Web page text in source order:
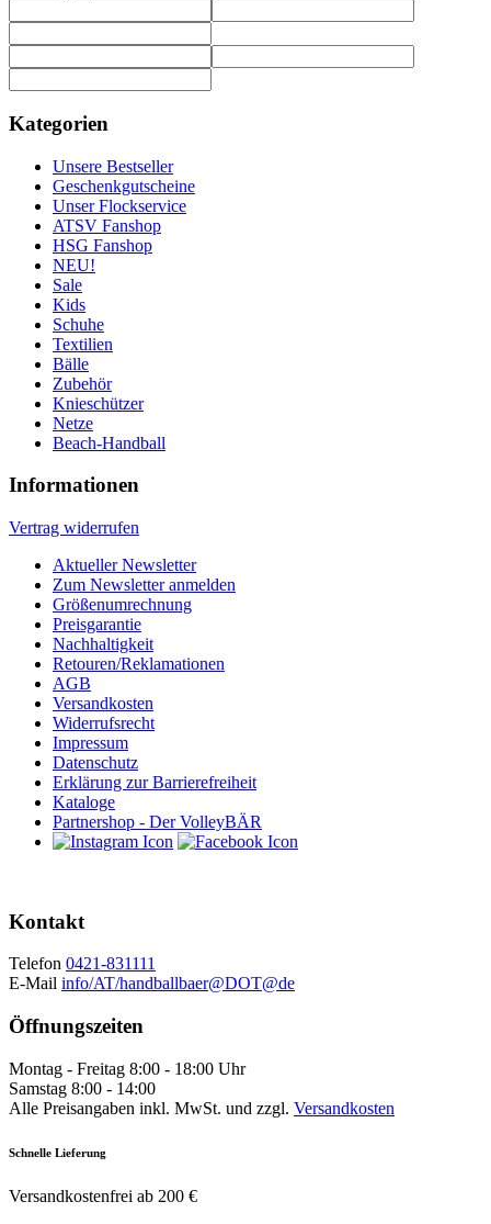
Kategorien
Unsere Bestseller
Geschenkgutscheine
Unser Flockservice
ATSV Fanshop
HSG Fanshop
NEU!
Sale
Kids
Schuhe
Textilien
Bälle
Zubehör
Knieschützer
Netze
Beach-Handball
Informationen
Vertrag widerrufen
Aktueller Newsletter
Zum Newsletter anmelden
Größenumrechnung
Preisgarantie
Nachhaltigkeit
Retouren/Reklamationen
AGB
Versandkosten
Widerrufsrecht
Impressum
Datenschutz
Erklärung zur Barrierefreiheit
Kataloge
Partnershop - Der VolleyBÄR
Kontakt
Telefon 0421-831111
E-Mail info/AT/handballbaer@DOT@de
Öffnungszeiten
Montag - Freitag 8:00 - 18:00 Uhr
Samstag 8:00 - 14:00
Alle Preisangaben inkl. MwSt. und zzgl. Versandkosten
Schnelle Lieferung
Versandkostenfrei ab 200 €